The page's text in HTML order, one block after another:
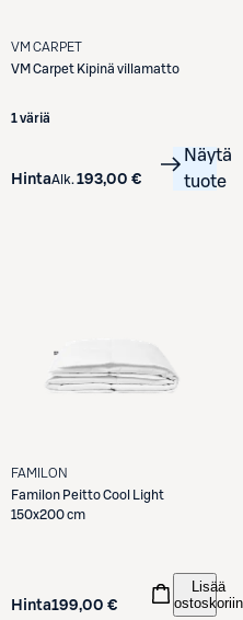
VM CARPET
VM Carpet Kipinä villamatto
1 väriä
HintaAlk. 193,00 €
Näytä
tuote
FAMILON
Familon Peitto Cool Light
150x200 cm
Hinta199,00 €
Lisää
ostoskoriin